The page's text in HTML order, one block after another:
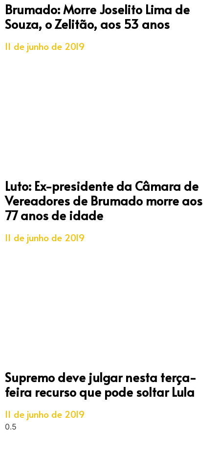
Brumado: Morre Joselito Lima de
Souza, o Zelitão, aos 53 anos
11 de junho de 2019
Luto: Ex-presidente da Câmara de
Vereadores de Brumado morre aos
77 anos de idade
11 de junho de 2019
Supremo deve julgar nesta terça-
feira recurso que pode soltar Lula
11 de junho de 2019